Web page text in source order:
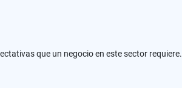
que un negocio en este sector requiere.